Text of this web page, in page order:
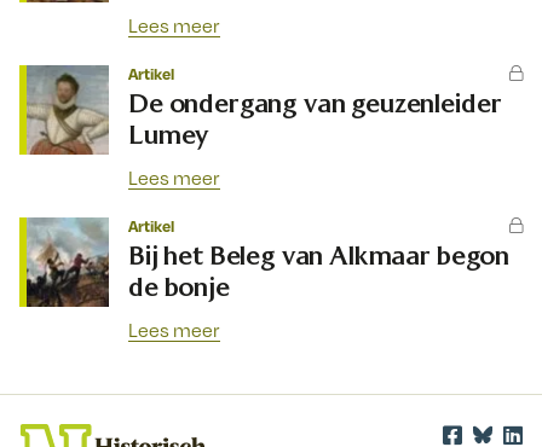
Lees meer
Artikel
De ondergang van geuzenleider
Lumey
Lees meer
Artikel
Bij het Beleg van Alkmaar begon
de bonje
Lees meer